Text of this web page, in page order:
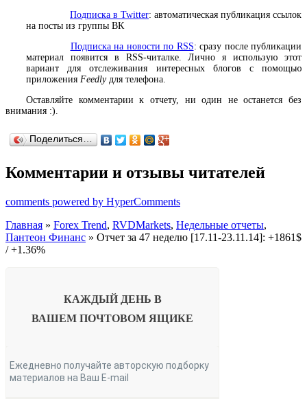
Подписка в Twitter: автоматическая публикация ссылок
на посты из группы ВК
Подписка на новости по RSS: сразу после публикации
материал появится в RSS-читалке. Лично я использую этот
вариант для отслеживания интересных блогов с помощью
приложения Feedlyдля телефона.
Оставляйте комментарии к отчету, ни один не останется без
внимания :).
Поделиться…
Комментарии и отзывы читателей
comments powered by HyperComments
Главная » Forex Trend, RVDMarkets, Недельные отчеты,
Пантеон Финанс » Отчет за 47 неделю [17.11-23.11.14]: +1861$
/ +1.36%
КАЖДЫЙ ДЕНЬ В
ВАШЕМ ПОЧТОВОМ ЯЩИКЕ
Ежедневно получайте авторскую подборку
материалов на Ваш E-mail